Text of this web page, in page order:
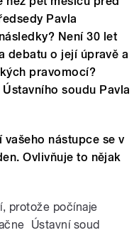
Pavla
Není 30 let
debatu o její úpravě a
pravomocí?
soudu Pavla
nástupce se v
Ovlivňuje to nějak
protože počínaje
Ústavní soud